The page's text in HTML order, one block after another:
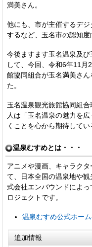
満美さん。
他にも、市が主催するデ
するなど、玉名市の認知度
今後ますます玉名温泉及
して、今回、令和6年11
館協同組合が玉名満美さ
た。
玉名温泉観光旅館協同組
人は「玉名温泉の魅力を
くことを心から期待してい
温泉むすめとは・・・
アニメや漫画、キャラク
て、日本全国の温泉地や
式会社エンバウンドによ
ロジェクトです。
温泉むすめ公式ホー
追加情報